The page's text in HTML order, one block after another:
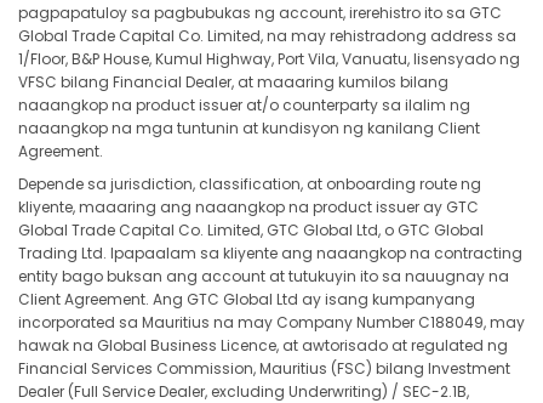
pagpapatuloy sa pagbubukas ng account, irerehistro ito sa GTC
Global Trade Capital Co. Limited, na may rehistradong address sa
1/Floor, B&P House, Kumul Highway, Port Vila, Vanuatu, lisensyado ng
VFSC bilang Financial Dealer, at maaaring kumilos bilang
naaangkop na product issuer at/o counterparty sa ilalim ng
naaangkop na mga tuntunin at kundisyon ng kanilang Client
Agreement.
Depende sa jurisdiction, classification, at onboarding route ng
kliyente, maaaring ang naaangkop na product issuer ay GTC
Global Trade Capital Co. Limited, GTC Global Ltd, o GTC Global
Trading Ltd. Ipapaalam sa kliyente ang naaangkop na contracting
entity bago buksan ang account at tutukuyin ito sa nauugnay na
Client Agreement. Ang GTC Global Ltd ay isang kumpanyang
incorporated sa Mauritius na may Company Number C188049, may
hawak na Global Business Licence, at awtorisado at regulated ng
Financial Services Commission, Mauritius (FSC) bilang Investment
Dealer (Full Service Dealer, excluding Underwriting) / SEC-2.1B,